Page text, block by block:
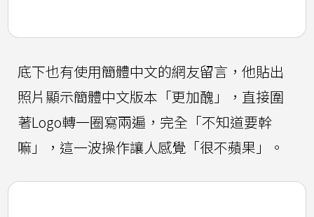
底下也有使用簡體中文的網友留言，他貼出
照片顯示簡體中文版本「更加醜」，直接圍
著Logo轉一圈寫兩遍，完全「不知道要幹
嘛」，這一波操作讓人感覺「很不蘋果」。